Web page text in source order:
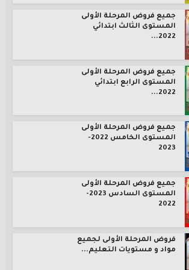
جميع فروض المرحلة الأولى
المستوى الثالث ابتدائي
2022...
جميع فروض المرحلة الأولى
المستوى الرابع ابتدائي
2022...
جميع فروض المرحلة الأولى
المستوى الخامس 2022-
2023
جميع فروض المرحلة الأولى
المستوى السادس 2023-
2022
فروض المرحلة الأولى لجميع
مواد و مستويات التعليم...